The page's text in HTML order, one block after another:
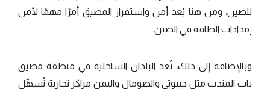
للصين، ومن هنا يُعد أمن واستقرار المضيق أمرًا مهمًا لأمن
إمدادات الطاقة في الصين.
وبالإضافة إلى ذلك، تُعد البلدان الساحلية في منطقة مضيق
باب المندب مثل جيبوتي والصومال واليمن مراكز تجارية تُسهِّل